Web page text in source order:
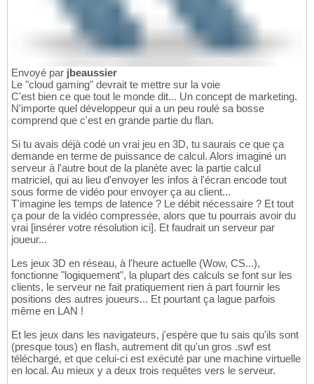
Envoyé par jbeaussier
Le "cloud gaming" devrait te mettre sur la voie
C'est bien ce que tout le monde dit... Un concept de marketing.
N'importe quel développeur qui a un peu roulé sa bosse
comprend que c'est en grande partie du flan.
Si tu avais déjà codé un vrai jeu en 3D, tu saurais ce que ça
demande en terme de puissance de calcul. Alors imaginé un
serveur à l'autre bout de la planète avec la partie calcul
matriciel, qui au lieu d'envoyer les infos à l'écran encode tout
sous forme de vidéo pour envoyer ça au client...
T'imagine les temps de latence ? Le débit nécessaire ? Et tout
ça pour de la vidéo compressée, alors que tu pourrais avoir du
vrai [insérer votre résolution ici]. Et faudrait un serveur par
joueur...
Les jeux 3D en réseau, à l'heure actuelle (Wow, CS...),
fonctionne "logiquement", la plupart des calculs se font sur les
clients, le serveur ne fait pratiquement rien à part fournir les
positions des autres joueurs... Et pourtant ça lague parfois
même en LAN !
Et les jeux dans les navigateurs, j'espère que tu sais qu'ils sont
(presque tous) en flash, autrement dit qu'un gros .swf est
téléchargé, et que celui-ci est exécuté par une machine virtuelle
en local. Au mieux y a deux trois requêtes vers le serveur.